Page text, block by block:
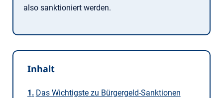
also sanktioniert werden.
Inhalt
Das Wichtigste zu Bürgergeld-Sanktionen